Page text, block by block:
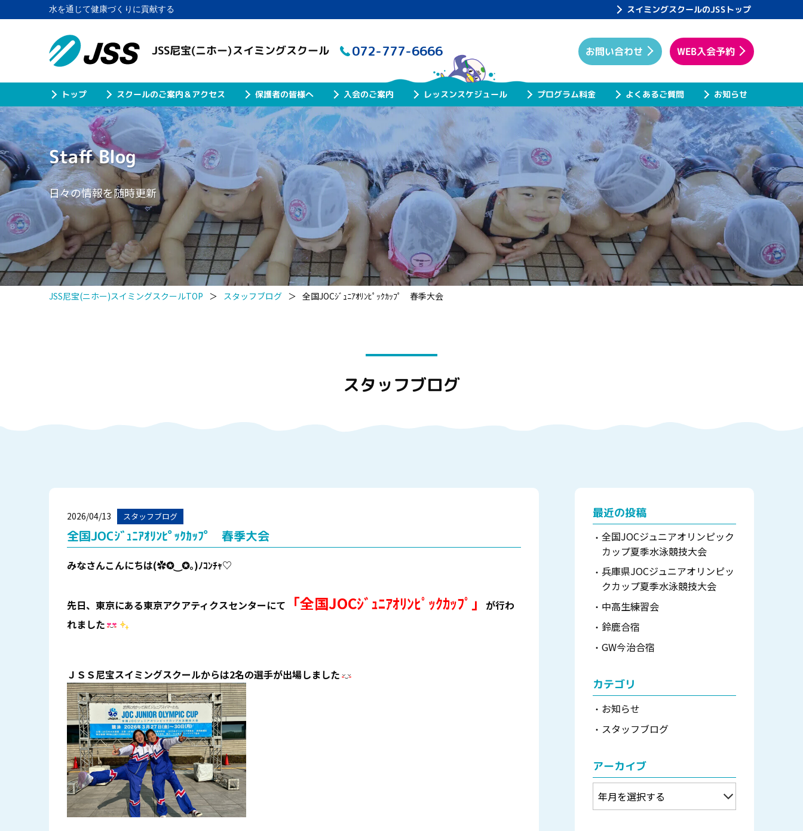
水を通じて健康づくりに貢献する スイミングスクールのJSSトップ
JSS尼宝(ニホー)スイミングスクール 072-777-6666
トップ スクールのご案内＆アクセス 保護者の皆様へ 入会のご案内 レッスンスケジュール プログラム料金 よくあるご質問 お知らせ
お問い合わせ WEB入会予約
Staff Blog
日々の情報を随時更新
JSS尼宝(ニホー)スイミングスクールTOP ＞ スタッフブログ ＞ 全国JOCｼﾞｭﾆｱｵﾘﾝﾋﾟｯｸｶｯﾌﾟ 春季大会
スタッフブログ
2026/04/13 スタッフブログ
全国JOCｼﾞｭﾆｱｵﾘﾝﾋﾟｯｸｶｯﾌﾟ 春季大会
みなさんこんにちは(✿✪‿✪｡)ﾉｺﾝﾁｬ♡
先日、東京にある東京アクアティクスセンターにて 「全国JOCｼﾞｭﾆｱｵﾘﾝﾋﾟｯｸｶｯﾌﾟ」
が行わ
れました
ＪＳＳ尼宝スイミングスクールからは2名の選手が出場しました
最近の投稿
全国JOCジュニアオリンピック
カップ夏季水泳競技大会
兵庫県JOCジュニアオリンピッ
クカップ夏季水泳競技大会
中高生練習会
鈴鹿合宿
GW今治合宿
カテゴリ
お知らせ
スタッフブログ
アーカイブ